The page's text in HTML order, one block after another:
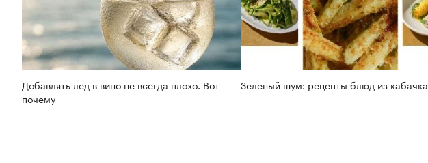
Добавлять лед в вино не всегда плохо. Вот
почему
Зеленый шум: рецепты блюд из кабачка